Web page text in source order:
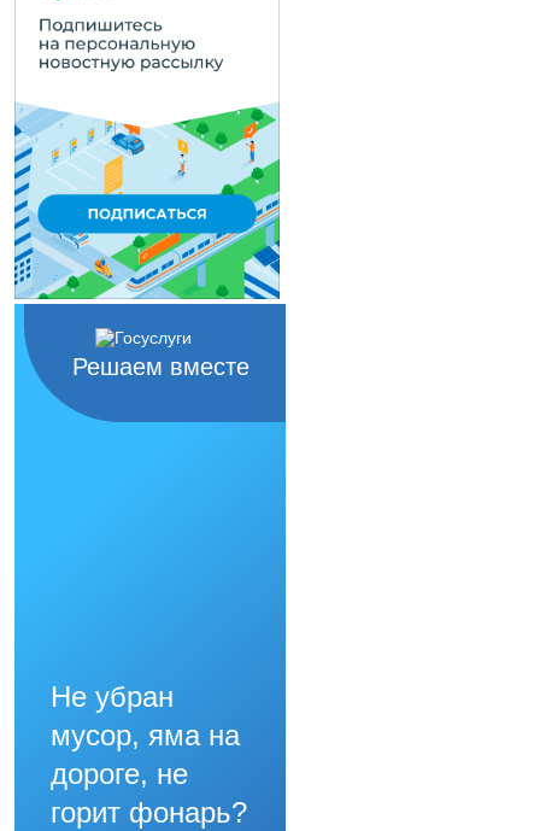
Решаем вместе
Не убран
мусор, яма на
дороге, не
горит фонарь?